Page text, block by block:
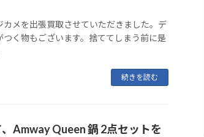
メを出張買取させていただきました。デ
く物もございます。捨ててしまう前に是
続きを読む
Amway Queen 鍋 2点セットを